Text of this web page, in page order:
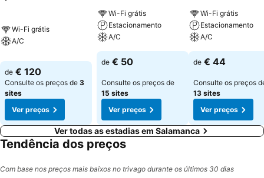
Wi-Fi grátis
A/C
de € 120
Consulte os preços de 3
sites
Ver preços
Wi-Fi grátis
Estacionamento
A/C
de € 50
Consulte os preços de
15 sites
Ver preços
Wi-Fi grátis
Estacionamento
A/C
de € 44
Consulte os preços
13 sites
Ver preços
Ver todas as estadias em Salamanca
Tendência dos preços
Com base nos preços mais baixos no trivago durante os últimos 30 dias